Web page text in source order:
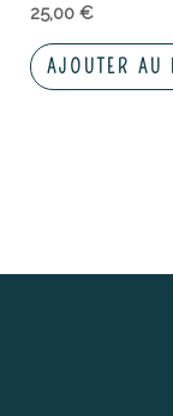
25,00€
AJOUTER AU